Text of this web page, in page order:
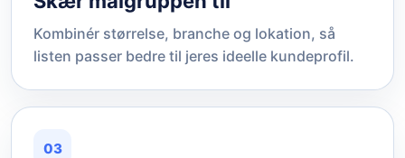
Kombinér størrelse, branche og lokation, så
listen passer bedre til jeres ideelle kundeprofil.
03